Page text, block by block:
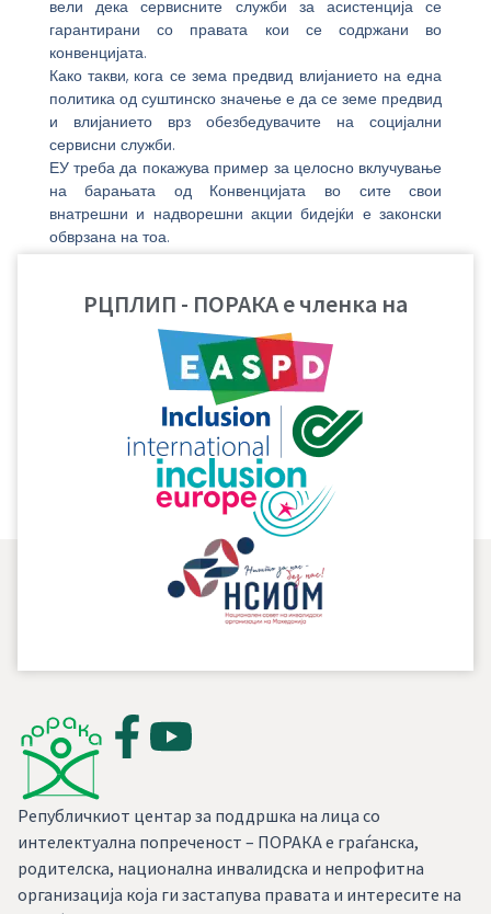
вели дека сервисните служби за асистенција се
гарантирани со правата кои се содржани во
конвенцијата.
Како такви, кога се зема предвид влијанието на една
политика од суштинско значење е да се земе предвид
и влијанието врз обезбедувачите на социјални
сервисни служби.
ЕУ треба да покажува пример за целосно вклучување
на барањата од Конвенцијата во сите свои
внатрешни и надворешни акции бидејќи е законски
обврзана на тоа.
права, а лицата со попреченост имаат право на
истите права како и секое друго лице на оваа
За авторот: Лук Зелдерло е Генерален секретар на
Европската асоцијација на обезбедувачи на сервисни
служби (ЕАСПД)
РЦПЛИП - ПОРАКА е членка на
Републичкиот центар за поддршка на лица со
интелектуална попреченост – ПОРАКА е граѓанска,
родителска, национална инвалидска и непрофитна
организација која ги застапува правата и интересите на